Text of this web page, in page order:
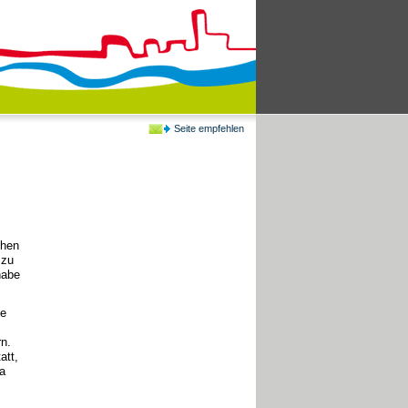
Seite empfehlen